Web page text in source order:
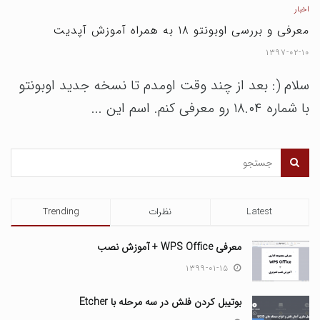
اخبار
معرفی و بررسی اوبونتو ۱۸ به همراه آموزش آپدیت
۱۳۹۷-۰۲-۱۰
سلام (: بعد از چند وقت اومدم تا نسخه جدید اوبونتو
با شماره ۱۸.۰۴ رو معرفی کنم. اسم این ...
Trending نظرات Latest
معرفی WPS Office + آموزش نصب
بوتیبل کردن فلش در سه مرحله با Etcher